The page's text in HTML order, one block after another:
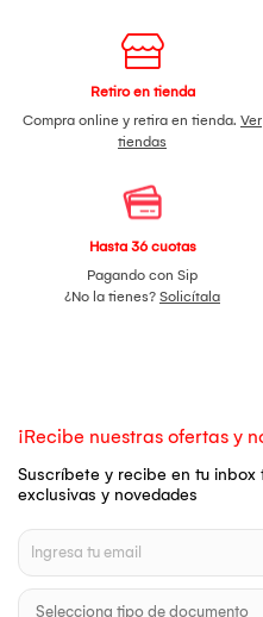
Retiro en tienda
Compra online y retira en tienda. Ver
tiendas
Hasta 36 cuotas
Pagando con Sip
¿No la tienes? Solicítala
¡Recibe nuestras ofertas y
Suscríbete y recibe en tu
exclusivas y novedades